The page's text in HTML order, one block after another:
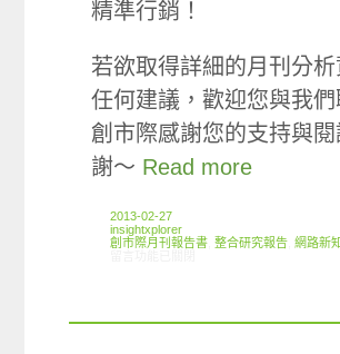
精準行銷！
若欲取得詳細的月刊分
任何建議，歡迎您與我們
創市際感謝您的支持與
謝～ Read more
2013-02-27
insightxplorer
創市際月刊報告書 ,整合研究報告 ,網路新知